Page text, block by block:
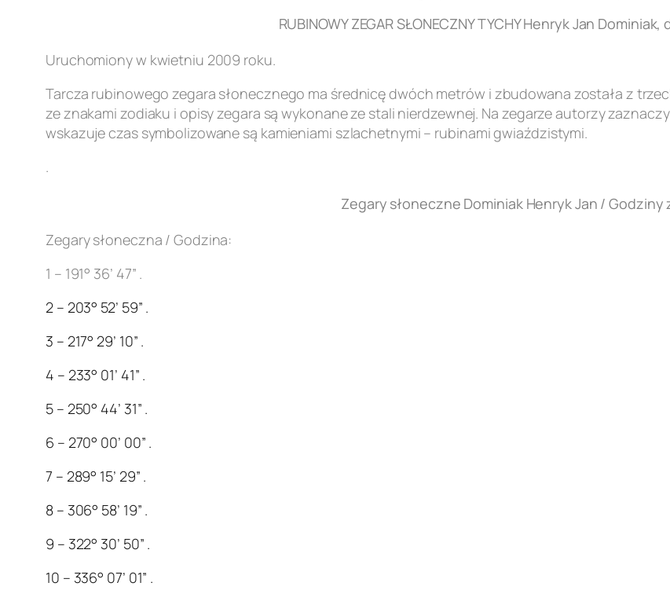
RUBINOWY ZEGAR SŁONECZNY TYCHY Henryk Jan
Uruchomiony w kwietniu 2009 roku.
Tarcza rubinowego zegara słonecznego ma średnicę dwóch metrów i zbudowana została z
ze znakami zodiaku i opisy zegara są wykonane ze stali nierdzewnej. Na zegarze autorzy
wskazuje czas symbolizowane są kamieniami szlachetnymi – rubinami gwiaździstymi.
.
Zegary słoneczne Dominiak Henryk Jan / Godziny
Zegary słoneczna / Godzina:
1 – 191° 36’ 47” .
2 – 203° 52’ 59” .
3 – 217° 29’ 10” .
4 – 233° 01’ 41” .
5 – 250° 44’ 31” .
6 – 270° 00’ 00” .
7 – 289° 15’ 29” .
8 – 306° 58’ 19” .
9 – 322° 30’ 50” .
10 – 336° 07’ 01” .